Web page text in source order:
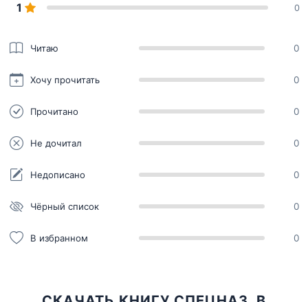
1 0
Читаю 0
Хочу прочитать 0
Прочитано 0
Не дочитал 0
Недописано 0
Чёрный список 0
В избранном 0